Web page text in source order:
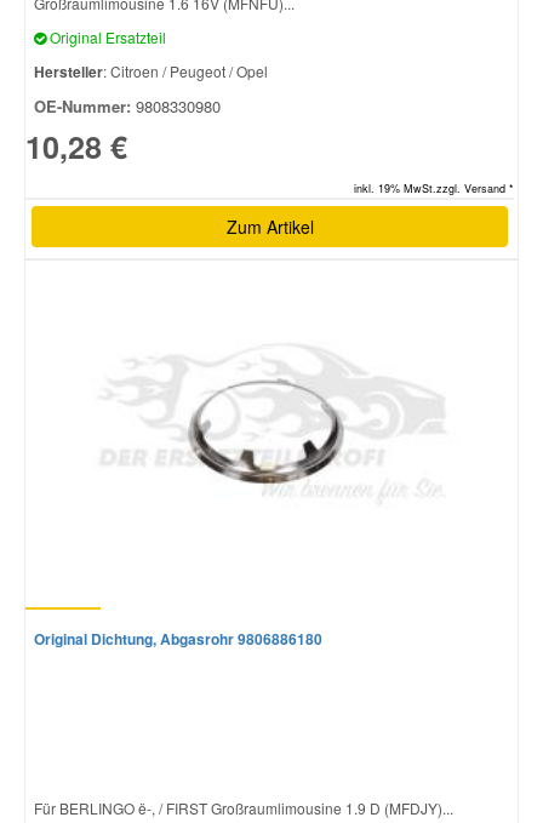
Original Ersatzteil
Hersteller: Citroen / Peugeot / Opel
OE-Nummer: 9808330980
10,28 €
inkl. 19% MwSt.zzgl. Versand *
Zum Artikel
Original Dichtung, Abgasrohr 9806886180
Für BERLINGO ë-, / FIRST Großraumlimousine 1.9 D (MFDJY)...